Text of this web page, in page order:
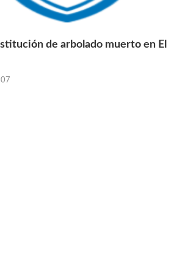
de arbolado muerto en El